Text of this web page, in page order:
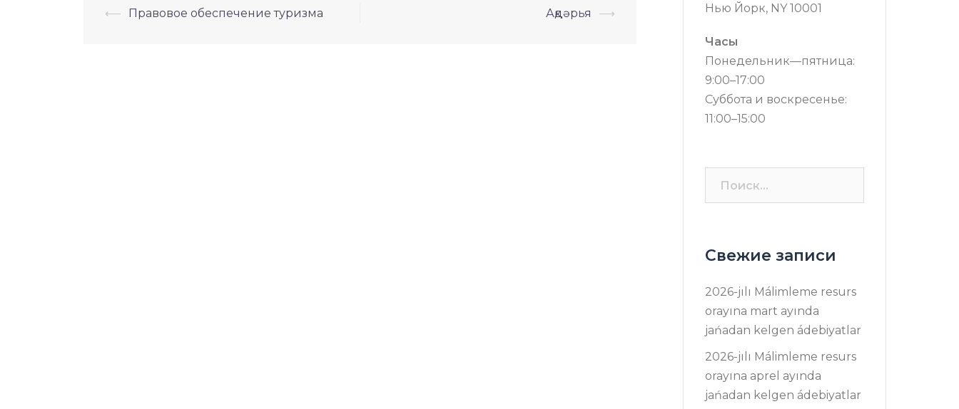
Навигация
⟵ Правовое обеспечение туризма Ақдәрья ⟶
Нью Йорк, NY 10001
Часы
Понедельник—пятница:
9:00–17:00
Суббота и воскресенье:
11:00–15:00
Свежие записи
2026-jılı Málimleme resurs
оrayına mart ayında
jańadan kelgen ádebiyatlar
2026-jılı Málimleme resurs
оrayına aprel ayında
jańadan kelgen ádebiyatlar